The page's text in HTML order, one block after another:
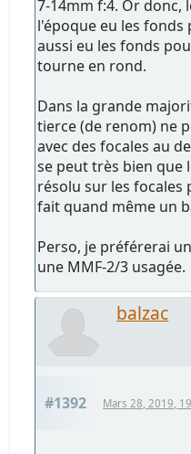
7-14mm f:4. Or donc,
l'époque eu les
aussi eu les fonds
tourne en rond.
Dans la grande
tierce (de renom) ne
avec des focales au
se peut très bien que
résolu sur les focales
fait quand même un
Perso, je préférerai
une MMF-2/3 usagée.
balzac
#1392 Mars 28, 2019,